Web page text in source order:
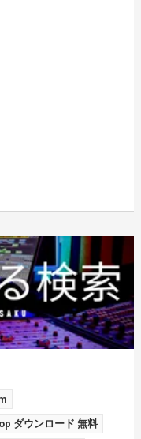
ダウンロード 無料